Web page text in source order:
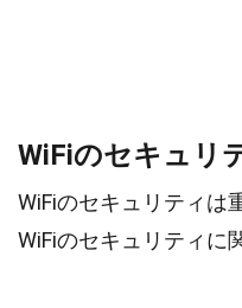
WiFiのセキュリ
WiFiのセキュリティは
WiFiのセキュリティに